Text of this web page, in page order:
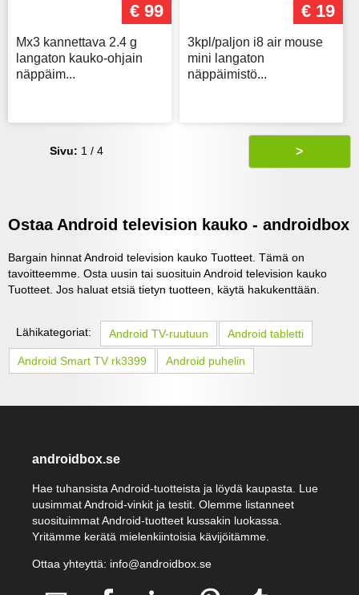
€ 99
Mx3 kannettava 2.4 g
langaton kauko-ohjain
näppäim...
€ 19
3kpl/paljon i8 air mouse
mini langaton
näppäimistö...
Sivu: 1 / 4 >
Ostaa Android television kauko - androidbox
Bargain hinnat Android television kauko Tuotteet. Tämä on
tavoitteemme. Osta uusin tai suosituin Android television kauko
Tuotteet. Jos haluat etsiä tietyn tuotteen, käytä hakukenttään.
Lähikategoriat: Android TV-ruutuun Android tabletti
Android Smart TV rk3399 Android puhelin
androidbox.se
Hae tuhansista Android-tuotteista ja löydä kaupasta. Lue
uusimmat Android-vinkit ja testit. Olemme listanneet
suosituimmat Android-tuotteet kussakin luokassa.
Yritämme kerätä mielenkiintoisia kävijöitämme.
Ottaa yhteyttä: info@androidbox.se